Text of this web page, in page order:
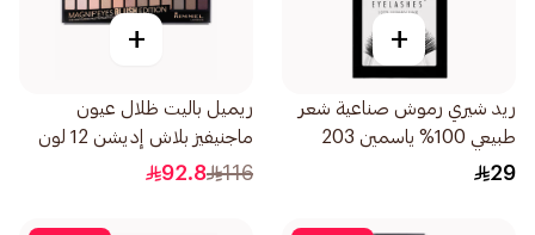
+
ريد شيري رموش صناعية شعر
طبيعي 100% ياسمين 203
أسود 1قطعة
29
+
ريميل باليت ظلال عيون
ماجنيفيز بلاش إديشن 12 لون
1قطعة
116
92.8